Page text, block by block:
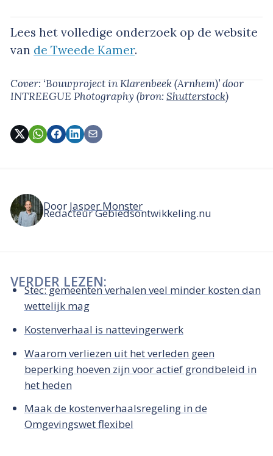
Lees het volledige onderzoek op de website
van de Tweede Kamer.
Cover: ‘Bouwproject in Klarenbeek (Arnhem)’door
INTREEGUE Photography (bron: Shutterstock)
Door Jasper Monster
Redacteur Gebiedsontwikkeling.nu
VERDER LEZEN:
Stec: gemeenten verhalen veel minder kosten dan
wettelijk mag
Kostenverhaal is nattevingerwerk
Waarom verliezen uit het verleden geen
beperking hoeven zijn voor actief grondbeleid in
het heden
Maak de kostenverhaalsregeling in de
Omgevingswet flexibel